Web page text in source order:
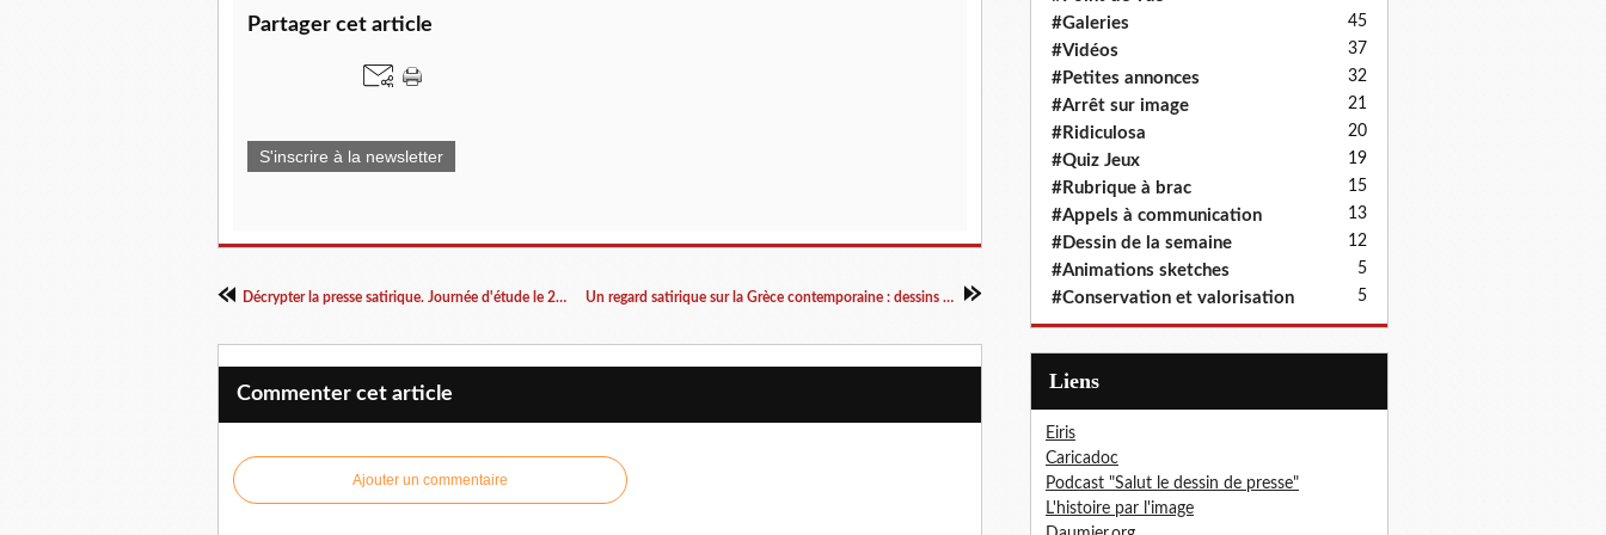
Partager cet article
S'inscrire à la newsletter
Décrypter la presse satirique. Journée d'étude le 25 novembre 2011 à la BNF (Paris) Un regard satirique sur la Grèce contemporaine : dessins de Vassilis Alexakis à Amiens (France)
Commenter cet article
Ajouter un commentaire
#Galeries 45
#Vidéos 37
#Petites annonces 32
#Arrêt sur image 21
#Ridiculosa 20
#Quiz Jeux 19
#Rubrique à brac 15
#Appels à communication 13
#Dessin de la semaine 12
#Animations sketches 5
#Conservation et valorisation 5
Liens
Eiris
Caricadoc
Podcast "Salut le dessin de presse"
L'histoire par l'image